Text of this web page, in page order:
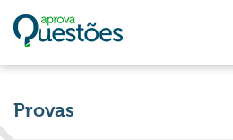
Provas